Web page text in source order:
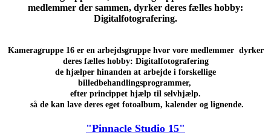
medlemmer der sammen, dyrker deres fælles hobby:
Digitalfotografering.
Kameragruppe 16 er en arbejdsgruppe hvor vore medlemmer dyrker
deres fælles hobby: Digitalfotografering
de hjælper hinanden at arbejde i forskellige
billedbehandlingsprogrammer,
efter princippet hjælp til selvhjælp.
så de kan lave deres eget fotoalbum, kalender og lignende.
"Pinnacle Studio 15"